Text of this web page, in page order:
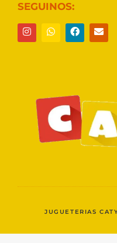
SEGUINOS:
JUGUETERIAS